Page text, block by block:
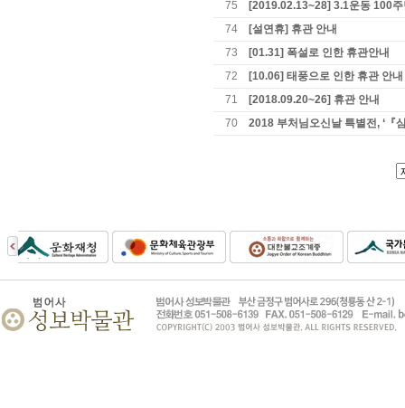
75
[2019.02.13~28] 3.1운동 100
74
[설연휴] 휴관 안내
73
[01.31] 폭설로 인한 휴관안내
72
[10.06] 태풍으로 인한 휴관 안내
71
[2018.09.20~26] 휴관 안내
70
2018 부처님오신날 특별전, ‘『